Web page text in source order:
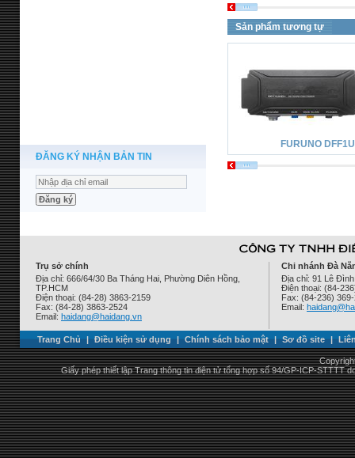
ĐĂNG KÝ NHẬN BẢN TIN
Sản phẩm tương tự
FURUNO
Trụ sở chính
Địa chỉ: 666/64/30 Ba Tháng Hai, Phường Diên Hồng,
TP.HCM
Điện thoại: (84-28) 3863-2159
Fax: (84-28) 3863-2524
Email: haidang@haidang.vn
Chi nhánh Đà
Địa chỉ: 91 Lê
Điện thoại: (84-
Fax: (84-236)
Email:
Trang Chủ | Điều kiện sử dụng | Chính sách bảo mật | Sơ đồ site |
Giấy phép thiết lập Trang thông tin điện tử tổng hợp số 94/GP-ICP-STTTT